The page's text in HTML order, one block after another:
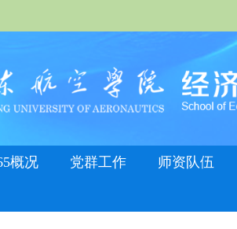
概况 党群工作 师资队伍